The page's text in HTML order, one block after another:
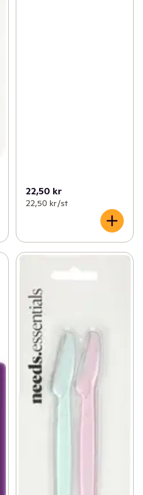
22,50 kr
22,50 kr /st